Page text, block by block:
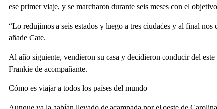
ese primer viaje, y se marcharon durante seis meses con el
“Lo redujimos a seis estados y luego a tres ciudades y al final nos
añade Cate.
Al año siguiente, vendieron su casa y decidieron conducir del
Frankie de acompañante.
Cómo es viajar a todos los países del mundo
Aunque ya la habían llevado de acampada por el oeste de